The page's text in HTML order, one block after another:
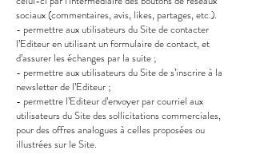
sociaux (commentaires, avis, likes, partages, etc.).
- permettre aux utilisateurs du Site de contacter
l’Editeur en utilisant un formulaire de contact, et
d’assurer les échanges par la suite ;
- permettre aux utilisateurs du Site de s’inscrire à la
newsletter de l’Editeur ;
- permettre l’Editeur d’envoyer par courriel aux
utilisateurs du Site des sollicitations commerciales,
pour des offres analogues à celles proposées ou
illustrées sur le Site.